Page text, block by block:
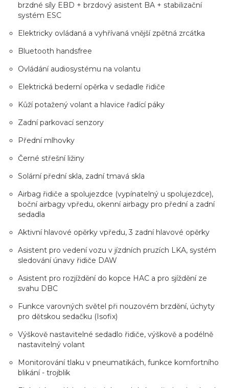
brzdné síly EBD + brzdový asistent BA + stabilizační
systém ESC
Elektricky ovládaná a vyhřívaná vnější zpětná zrcátka
Bluetooth handsfree
Ovládání audiosystému na volantu
Elektrická bederní opěrka v sedadle řidiče
Kůží potažený volant a hlavice řadící páky
Zadní parkovací senzory
Přední mlhovky
Černé střešní ližiny
Solární přední skla, zadní tmavá skla
Airbag řidiče a spolujezdce (vypínatelný u spolujezdce),
boční airbagy vpředu, okenní airbagy pro přední a zadní
sedadla
Aktivní hlavové opěrky vpředu, 3 zadní hlavové opěrky
Asistent pro vedení vozu v jízdních pruzích LKA, systém
sledování únavy řidiče DAW
Asistent pro rozjíždění do kopce HAC a pro sjíždění ze
svahu DBC
Funkce varovných světel při nouzovém brzdění, úchyty
pro dětskou sedačku (Isofix)
Výškově nastavitelné sedadlo řidiče, výškově a podélně
nastavitelný volant
Monitorování tlaku v pneumatikách, funkce komfortního
blikání - trojblik